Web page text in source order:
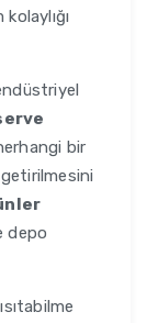
bir
getirilmesini
depo